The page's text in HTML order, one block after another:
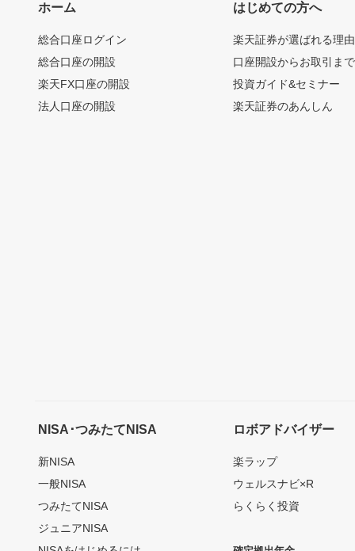
ホーム
総合口座ログイン
総合口座の開設
楽天FX口座の開設
法人口座の開設
はじめての方へ
楽天証券が選ばれる理由
口座開設からお取引ま
投資ガイド&セミナー
楽天証券のあんしん
NISA･つみたてNISA
新NISA
一般NISA
つみたてNISA
ジュニアNISA
ロボアドバイザー
楽ラップ
ウェルスナビ×R
らくらく投資